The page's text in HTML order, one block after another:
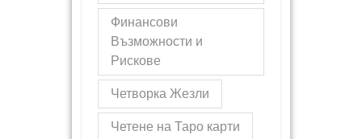
Финансови
Възможности и
Рискове
Четворка Жезли
Четене на Таро карти